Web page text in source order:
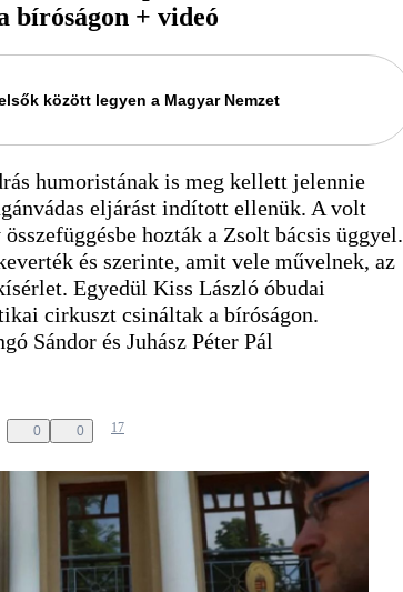
bíróságon + videó
között legyen a Magyar Nemzet
humoristának is meg kellett jelennie
eljárást indított ellenük. A volt
hozták a Zsolt bácsis üggyel.
és szerinte, amit vele művelnek, az
Egyedül Kiss László óbudai
cirkuszt csináltak a bíróságon.
Sándor és Juhász Péter Pál
0 0 17